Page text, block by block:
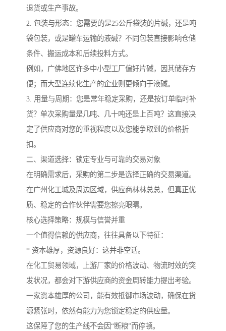
退货或生产事故。
2. 包装与形态：您需要的是25公斤袋装的片碱，还是吨
袋包装，或是罐车运输的液碱？不同包装直接影响仓储
条件、搬运成本和后续投料方式。
例如，广佛地区许多中小型工厂偏好片碱，因其储存方
便；而大型连续化生产的企业则更倾向于液碱。
3. 用量与周期：您是常年稳定采购，还是按订单临时补
货？单次采购量是几吨、几十吨还是上百吨？这直接决
定了供应商对您的重视程度以及您能争取到的价格折
扣。
二、渠道选择：锁定专业与可靠的交易对象
在明确需求后，采购的第二步是选择正确的交易渠道。
在广州化工城及周边区域，供应商林林总总，但真正优
质、稳定的合作伙伴需要您擦亮眼睛。
核心选择策略：规模与信誉并重
一个值得信赖的供应商，往往具备以下特征：
* 资本雄厚，资源良好：这并非空话。
在化工贸易领域，上游厂家的价格波动、物流时效的突
发状况，都会对下游供应商的资金周转能力提出考验。
一家资本雄厚的公司，能有效抵御市场波动，确保在货
源紧张时，依然有能力为您锁定稳定的供应量。
这保障了您的生产线不会因“断粮”而停顿。